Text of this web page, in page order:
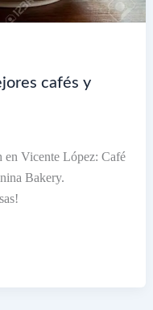
cafés y
en Vicente López: Café
Bakery.